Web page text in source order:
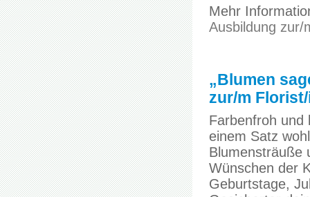
Mehr
Ausbildung zur/
„Blumen
zur/m
Farbenfroh und
einem Satz
Blumensträuße
Wünschen der
Geburtstage,